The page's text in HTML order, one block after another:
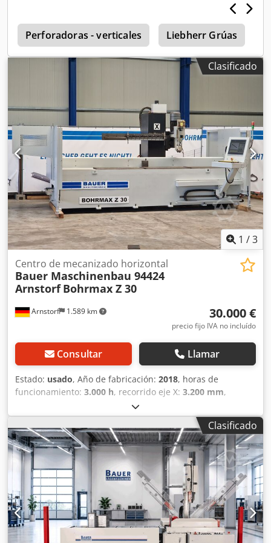
Perforadoras - verticales Liebherr Grúas
Clasificado
1 /3
Arnstorf 1.589 km
Centro de mecanizado horizontal
Bauer Maschinenbau 94424
Arnstorf Bohrmax Z 30
30.000 €
precio fijo IVA no incluído
Consultar Llamar
Estado: usado, Año de fabricación: 2018, horas de
funcionamiento: 3.000 h, recorrido eje X: 3.200 mm,
, recorrido del eje Z:
avance rápido eje X:20 m/min, avance rápido eje Y:6
m/min, avance rápido eje Z:6 m/min, longitud de la mesa:
3.000 mm, velocidad del husillo (min.):4.000 rpm,
potencia del motor del husillo:7.500 W, número de
ranuras del almacén de herramientas:
10, Equipamiento:
ajuste continuo de la velocidad de rotación,
Fresadora/taladradora CNC No se requieren conocimientos
de CNC, funcionamiento extremadamente sencillo.
Codpfezqvbpex Agpjha Portaherramientas Laip Sistema de
refrigeración Cambiador automático de herramientas para
Clasificado